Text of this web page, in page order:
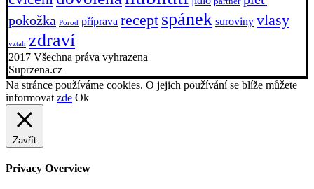
pokožka Porod příprava recept spánek suroviny vlasy
vztah zdraví
2017 Všechna práva vyhrazena
Suprzena.cz
Na stránce používáme cookies. O jejich používání se blíže můžete
informovat zde Ok
Zavřít
Privacy Overview